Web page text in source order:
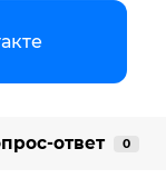
ответ 0